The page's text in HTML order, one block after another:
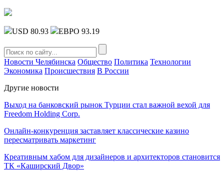
USD 80.93 ЕВРО 93.19
Новости Челябинска Общество Политика Технологии
Экономика Происшествия В России
Другие новости
Выход на банковский рынок Турции стал важной вехой для
Freedom Holding Corp.
Онлайн-конкуренция заставляет классические казино
пересматривать маркетинг
Креативным хабом для дизайнеров и архитекторов становится
ТК «Каширский Двор»